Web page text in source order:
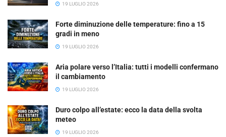
19 LUGLIO 2026
Forte diminuzione delle temperature: fino a 15
gradi in meno
19 LUGLIO 2026
Aria polare verso l’Italia: tutti i modelli confermano
il cambiamento
19 LUGLIO 2026
Duro colpo all’estate: ecco la data della svolta
meteo
19 LUGLIO 2026